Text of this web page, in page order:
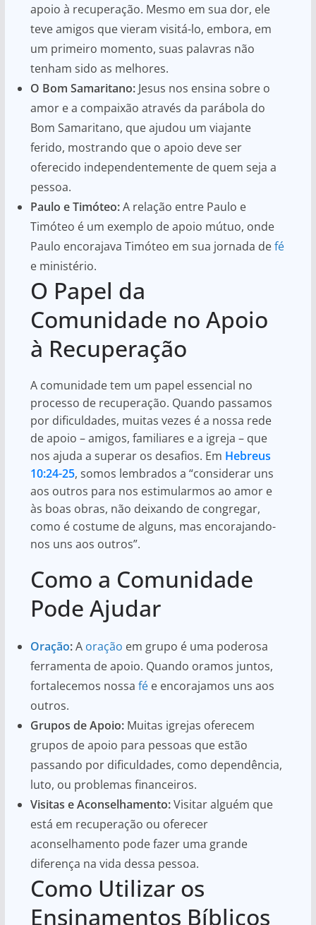
apoio à recuperação. Mesmo em sua dor, ele
teve amigos que vieram visitá-lo, embora, em
um primeiro momento, suas palavras não
tenham sido as melhores.
O Bom Samaritano:Jesus nos ensina sobre o
amor e a compaixão através da parábola do
Bom Samaritano, que ajudou um viajante
ferido, mostrando que o apoio deve ser
oferecido independentemente de quem seja a
pessoa.
Paulo e Timóteo:A relação entre Paulo e
Timóteo é um exemplo de apoio mútuo, onde
Paulo encorajava Timóteo em sua jornada defé
e ministério.
O Papel da
Comunidade no Apoio
à Recuperação
A comunidade tem um papel essencial no
processo de recuperação. Quando passamos
por dificuldades, muitas vezes é a nossa rede
de apoio – amigos, familiares e a igreja – que
nos ajuda a superar os desafios. Em Hebreus
10:24-25, somos lembrados a “considerar uns
aos outros para nos estimularmos ao amor e
às boas obras, não deixando de congregar,
como é costume de alguns, mas encorajando-
nos uns aos outros”.
Como a Comunidade
Pode Ajudar
Oração:A oração em grupo é uma poderosa
ferramenta de apoio. Quando oramos juntos,
fortalecemos nossa fée encorajamos uns aos
outros.
Grupos de Apoio:Muitas igrejas oferecem
grupos de apoio para pessoas que estão
passando por dificuldades, como dependência,
luto, ou problemas financeiros.
Visitas e Aconselhamento:Visitar alguém que
está em recuperação ou oferecer
aconselhamento pode fazer uma grande
diferença na vida dessa pessoa.
Como Utilizar os
Ensinamentos Bíblicos